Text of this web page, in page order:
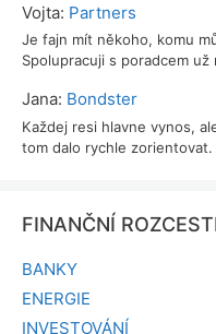
Vojta: Partners
Je fajn mít někoho, komu
Spolupracuji s poradcem
Jana: Bondster
Každej resi hlavne vynos,
tom dalo rychle zorientovat.
FINANČNÍ
BANKY
ENERGIE
INVESTOVÁNÍ